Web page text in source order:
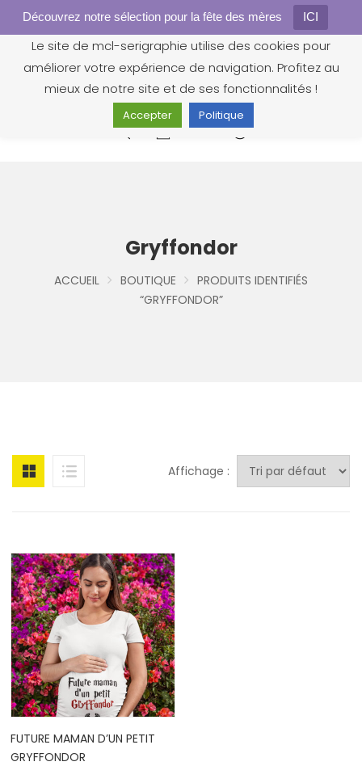
Découvrez notre sélection pour la fête des mères ICI
0
Gryffondor
ACCUEIL BOUTIQUE
PRODUITS IDENTIFIÉS
“GRYFFONDOR”
Affichage :
FUTURE MAMAN D’UN PETIT
GRYFFONDOR
Gestion des cookies
Le site de mcl-serigraphie utilise des cookies pour
améliorer votre expérience de navigation. Profitez au
mieux de notre site et de ses fonctionnalités !
Accepter Politique